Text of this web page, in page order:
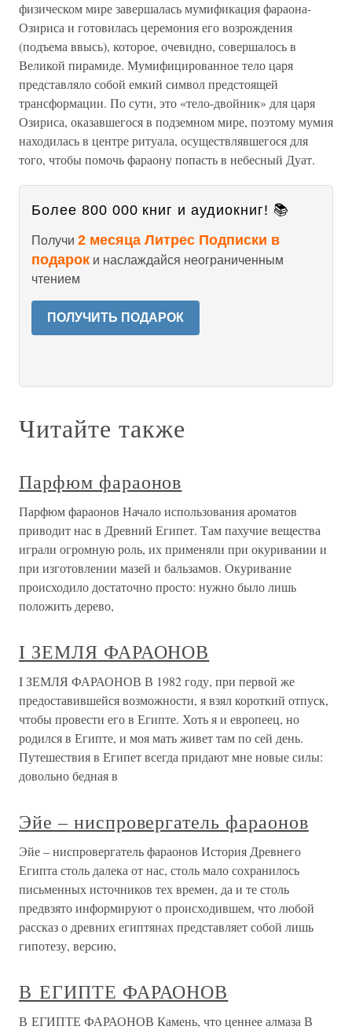
физическом мире завершалась мумификация фараона-
Озириса и готовилась церемония его возрождения
(подъема ввысь), которое, очевидно, совершалось в
Великой пирамиде. Мумифицированное тело царя
представляло собой емкий символ предстоящей
трансформации. По сути, это «тело-двойник» для царя
Озириса, оказавшегося в подземном мире, поэтому мумия
находилась в центре ритуала, осуществлявшегося для
того, чтобы помочь фараону попасть в небесный Дуат.
Более 800 000 книг и аудиокниг! 📚
Получи 2 месяца Литрес Подписки в
подарок и наслаждайся неограниченным
чтением
ПОЛУЧИТЬ ПОДАРОК
Читайте также
Парфюм фараонов
Парфюм фараонов Начало использования ароматов
приводит нас в Древний Египет. Там пахучие вещества
играли огромную роль, их применяли при окуривании и
при изготовлении мазей и бальзамов. Окуривание
происходило достаточно просто: нужно было лишь
положить дерево,
I ЗЕМЛЯ ФАРАОНОВ
I ЗЕМЛЯ ФАРАОНОВ В 1982 году, при первой же
предоставившейся возможности, я взял короткий отпуск,
чтобы провести его в Египте. Хоть я и европеец, но
родился в Египте, и моя мать живет там по сей день.
Путешествия в Египет всегда придают мне новые силы:
довольно бедная в
Эйе – ниспровергатель фараонов
Эйе – ниспровергатель фараонов История Древнего
Египта столь далека от нас, столь мало сохранилось
письменных источников тех времен, да и те столь
предвзято информируют о происходившем, что любой
рассказ о древних египтянах представляет собой лишь
гипотезу, версию,
В ЕГИПТЕ ФАРАОНОВ
В ЕГИПТЕ ФАРАОНОВ Камень, что ценнее алмаза В